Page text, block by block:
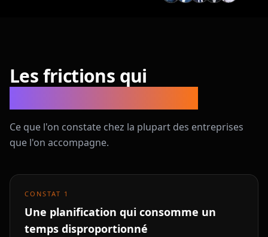
Les frictions qui
Ce que l'on constate chez la plupart des entreprises
que l'on accompagne.
CONSTAT 1
Une planification qui consomme un
temps disproportionné